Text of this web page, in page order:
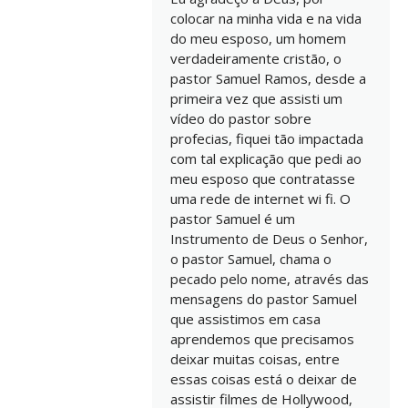
colocar na minha vida e na vida
do meu esposo, um homem
verdadeiramente cristão, o
pastor Samuel Ramos, desde a
primeira vez que assisti um
vídeo do pastor sobre
profecias, fiquei tão impactada
com tal explicação que pedi ao
meu esposo que contratasse
uma rede de internet wi fi. O
pastor Samuel é um
Instrumento de Deus o Senhor,
o pastor Samuel, chama o
pecado pelo nome, através das
mensagens do pastor Samuel
que assistimos em casa
aprendemos que precisamos
deixar muitas coisas, entre
essas coisas está o deixar de
assistir filmes de Hollywood,